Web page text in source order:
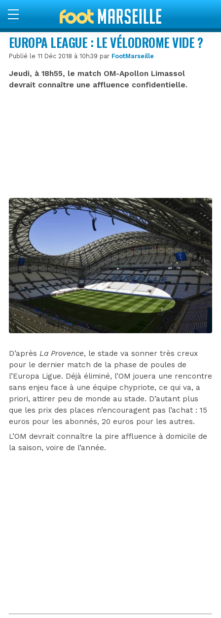
EUROPA LEAGUE : LE VÉLODROME VIDE ?
Publié le 11 Déc 2018 à 10h39 par FootMarseille
Jeudi, à 18h55, le match OM-Apollon Limassol
devrait connaître une affluence confidentielle.
D’après La Provence, le stade va sonner très creux
pour le dernier match de la phase de poules de
l’Europa Ligue. Déjà éliminé, l’OM jouera une rencontre
sans enjeu face à une équipe chypriote, ce qui va, a
priori, attirer peu de monde au stade. D’autant plus
que les prix des places n’encouragent pas l’achat : 15
euros pour les abonnés, 20 euros pour les autres.
L’OM devrait connaître la pire affluence à domicile de
la saison, voire de l’année.